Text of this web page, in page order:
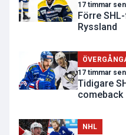
17 timmar sen
Förre
Ryssland
17 timmar sen
Tidigare
comeback
NHL